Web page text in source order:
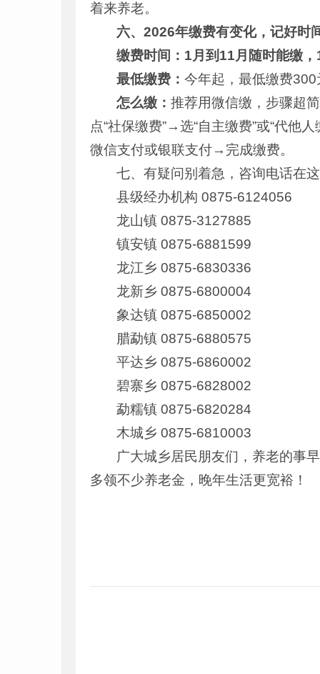
着来养老。
六、2026年缴费有变化，记好时
缴费时间： 1月到11月随时能缴
最低缴费：今年起，最低缴费
怎么缴：推荐用微信缴，步骤超
点“社保缴费”→选“自主缴费”或“代
微信支付或银联支付→完成缴费。
七、有疑问别着急，咨询电话在
县级经办机构 0875-6124056
龙山镇 0875-3127885
镇安镇 0875-6881599
龙江乡 0875-6830336
龙新乡 0875-6800004
象达镇 0875-6850002
腊勐镇 0875-6880575
平达乡 0875-6860002
碧寨乡 0875-6828002
勐糯镇 0875-6820284
木城乡 0875-6810003
广大城乡居民朋友们，养老的事
多领不少养老金，晚年生活更宽裕！